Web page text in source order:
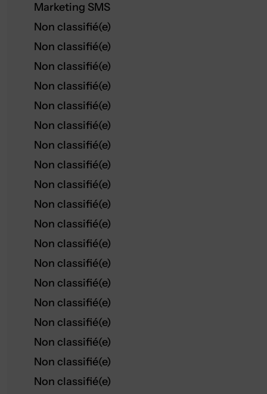
Marketing SMS
Non classifié(e)
Non classifié(e)
Non classifié(e)
Non classifié(e)
Non classifié(e)
Non classifié(e)
Non classifié(e)
Non classifié(e)
Non classifié(e)
Non classifié(e)
Non classifié(e)
Non classifié(e)
Non classifié(e)
Non classifié(e)
Non classifié(e)
Non classifié(e)
Non classifié(e)
Non classifié(e)
Non classifié(e)